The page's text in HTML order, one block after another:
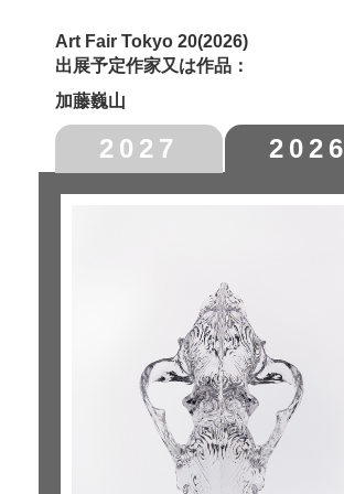
Art Fair Tokyo 20(2026)
出展予定作家又は作品：
加藤巍山
2027 2026